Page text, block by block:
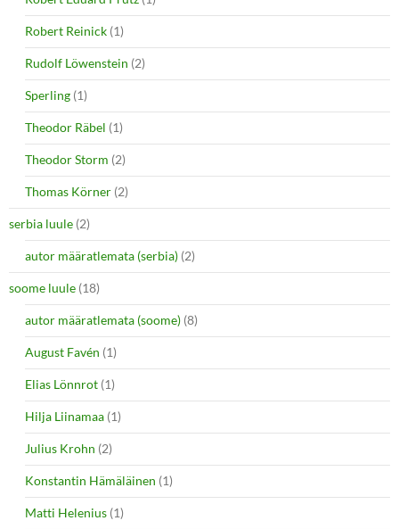
Robert Reinick (1)
Rudolf Löwenstein (2)
Sperling (1)
Theodor Räbel (1)
Theodor Storm (2)
Thomas Körner (2)
serbia luule (2)
autor määratlemata (serbia) (2)
soome luule (18)
autor määratlemata (soome) (8)
August Favén (1)
Elias Lönnrot (1)
Hilja Liinamaa (1)
Julius Krohn (2)
Konstantin Hämäläinen (1)
Matti Helenius (1)